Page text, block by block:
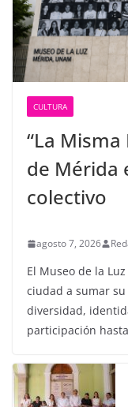
CULTURA
“La
de Mérida
colectivo
agosto 7, 2026
El Museo de la
ciudad a sumar
diversidad,
participación